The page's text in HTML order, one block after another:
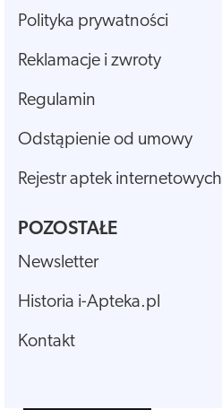
Polityka prywatności
Reklamacje i zwroty
Regulamin
Odstąpienie od umowy
Rejestr aptek internetowych
POZOSTAŁE
Newsletter
Historia i-Apteka.pl
Kontakt